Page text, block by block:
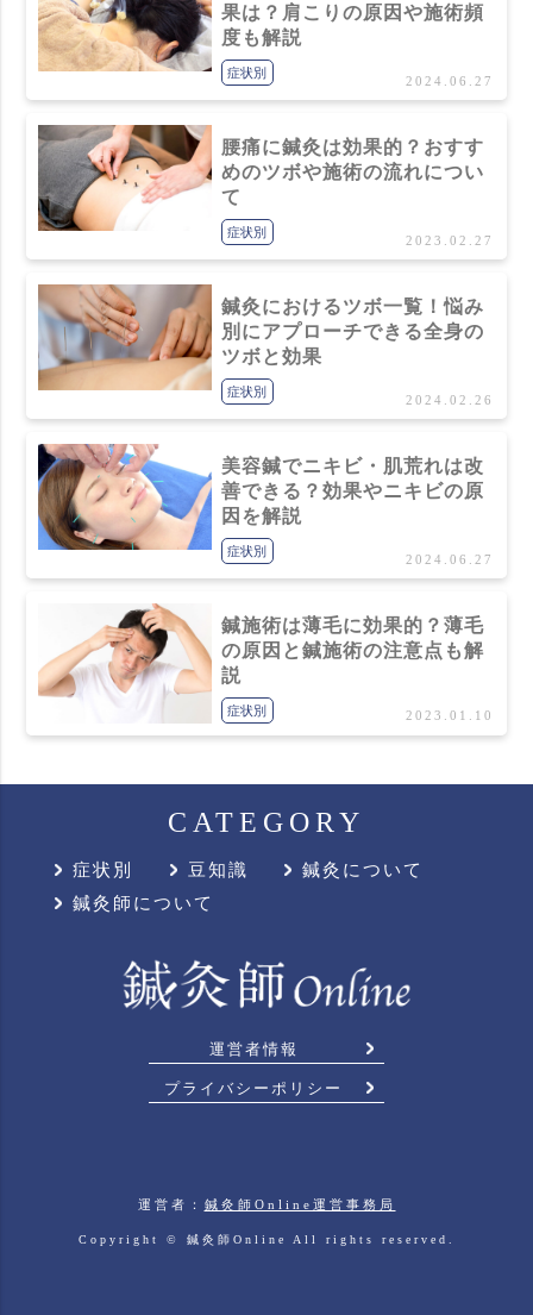
果は？肩こりの原因や施術頻
度も解説
症状別
2024.06.27
腰痛に鍼灸は効果的？おすす
めのツボや施術の流れについ
て
症状別
2023.02.27
鍼灸におけるツボ一覧！悩み
別にアプローチできる全身の
ツボと効果
症状別
2024.02.26
美容鍼でニキビ・肌荒れは改
善できる？効果やニキビの原
因を解説
症状別
2024.06.27
鍼施術は薄毛に効果的？薄毛
の原因と鍼施術の注意点も解
説
症状別 2023.01.10
運営者情報
プライバシーポリシー
CATEGORY
症状別 豆知識
鍼灸について
鍼灸師について
運営者： 鍼灸師Online運営事務局
Copyright © 鍼灸師Online All rights reserved.